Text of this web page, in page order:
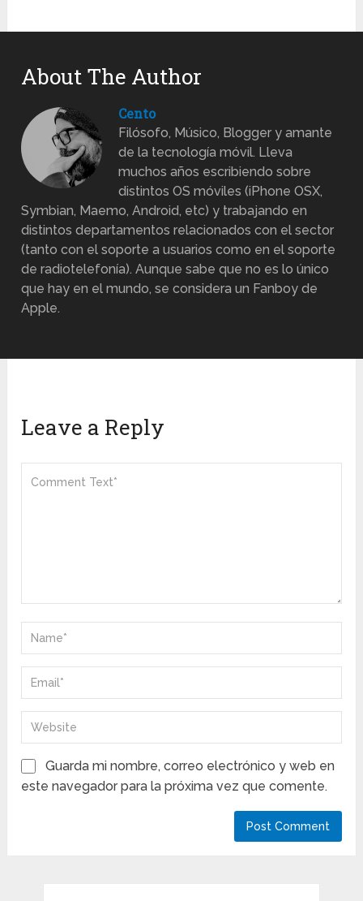
About The Author
Cento
Filósofo, Músico, Blogger y amante
de la tecnología móvil. Lleva
muchos años escribiendo sobre
distintos OS móviles (iPhone OSX,
Symbian, Maemo, Android, etc) y trabajando en
distintos departamentos relacionados con el sector
(tanto con el soporte a usuarios como en el soporte
de radiotelefonía). Aunque sabe que no es lo único
que hay en el mundo, se considera un Fanboy de
Apple.
Leave a Reply
Guarda mi nombre, correo electrónico y web en
este navegador para la próxima vez que comente.